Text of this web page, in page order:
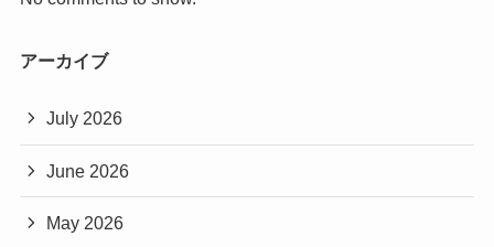
アーカイブ
July 2026
June 2026
May 2026